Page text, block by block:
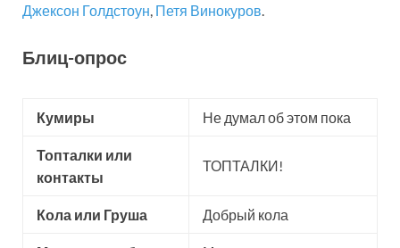
Джексон Голдстоун Петя Винокуров
Блиц-опрос
Кумиры Не думал об этом пока
Топталки или
контакты
ТОПТАЛКИ!
Кола или Груша Добрый кола